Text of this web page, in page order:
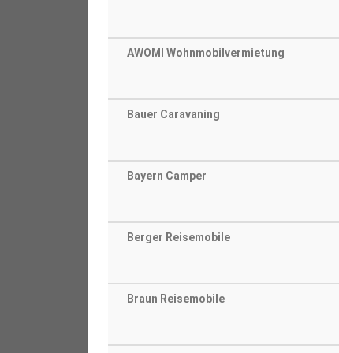
AWOMI Wohnmobilvermietung
Bauer Caravaning
Bayern Camper
Berger Reisemobile
Braun Reisemobile